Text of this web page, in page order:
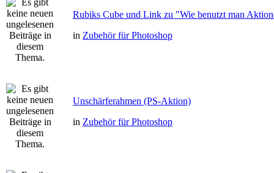
Rubiks Cube und Link zu "Wie benutzt man
in Zubehör für Photoshop
Unschärferahmen (PS-Aktion)
in Zubehör für Photoshop